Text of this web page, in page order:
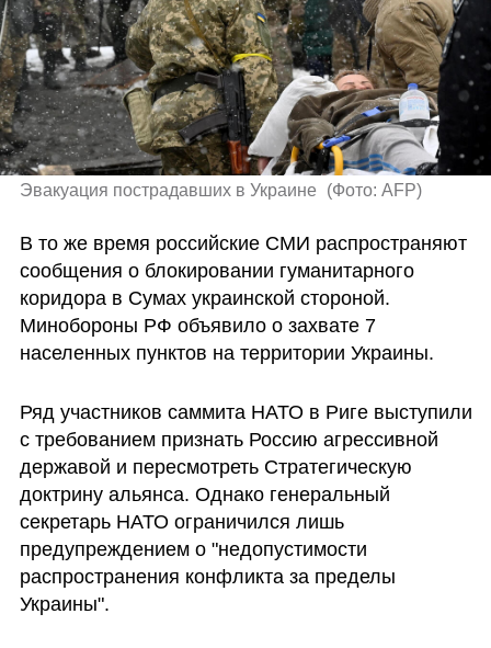
Эвакуация пострадавших в Украине (Фото: AFP)
В то же время российские СМИ распространяют
сообщения о блокировании гуманитарного
коридора в Сумах украинской стороной.
Минобороны РФ объявило о захвате 7
населенных пунктов на территории Украины.
Ряд участников саммита НАТО в Риге выступили
с требованием признать Россию агрессивной
державой и пересмотреть Стратегическую
доктрину альянса. Однако генеральный
секретарь НАТО ограничился лишь
предупреждением о "недопустимости
распространения конфликта за пределы
Украины".